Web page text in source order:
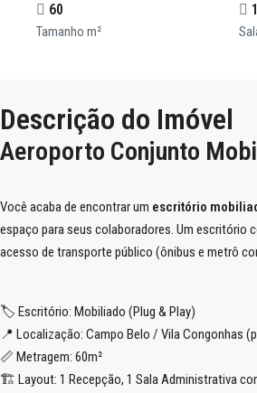
60
Tamanho m²
1
Descrição do Imóvel
Aeroporto Conjunto
Você acaba de encontrar um escritório
espaço para seus colaboradores. Um escritório
acesso de transporte público (ônibus e metrô
🏷️ Escritório: Mobiliado (Plug & Play)
📍 Localização: Campo Belo / Vila Congonhas
📏 Metragem: 60m²
🏗️ Layout: 1 Recepção, 1 Sala Administrativa